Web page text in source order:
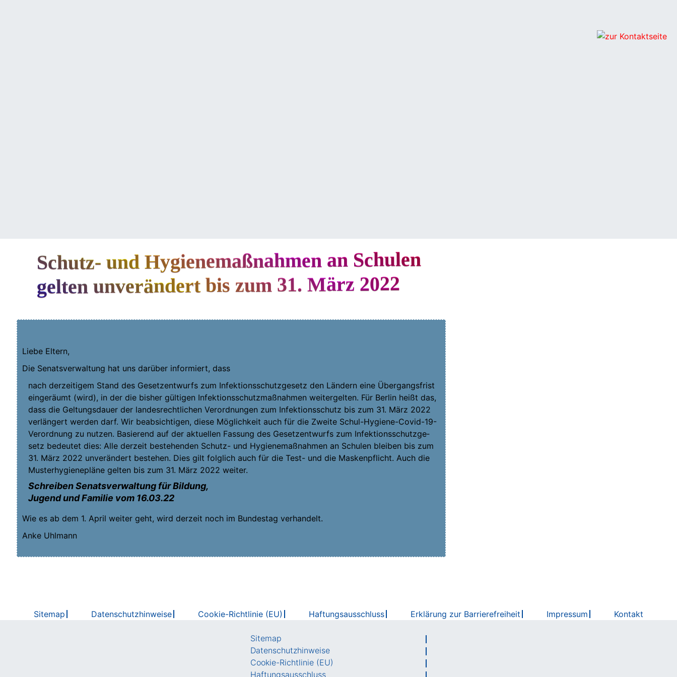
Schutz- und Hygienemaßnahmen an Schulen
gelten unverändert bis zum 31. März 2022
Lie­be Eltern,
Die Senats­ver­wal­tung hat uns dar­über infor­miert, dass
nach der­zei­ti­gem Stand des Gesetz­ent­wurfs zum Infek­ti­ons­schutz­ge­setz den Län­dern eine Über­gangs­frist
ein­ge­räumt (wird), in der die bis­her gül­ti­gen Infek­ti­ons­schutz­maß­nah­men wei­ter­gel­ten. Für Ber­lin heißt das,
dass die Gel­tungs­dau­er der lan­des­recht­li­chen Ver­ord­nun­gen zum Infek­ti­ons­schutz bis zum 31. März 2022
ver­län­gert wer­den darf. Wir beab­sich­ti­gen, die­se Mög­lich­keit auch für die Zwei­te Schul-Hygiene-Covid-19-
Verordnung zu nut­zen. Basie­rend auf der aktu­el­len Fas­sung des Gesetz­ent­wurfs zum Infek­ti­ons­schutz­ge­
setz bedeu­tet dies: Alle der­zeit bestehen­den Schutz- und Hygie­ne­maß­nah­men an Schu­len blei­ben bis zum
31. März 2022 unver­än­dert bestehen. Dies gilt folg­lich auch für die Test- und die Mas­ken­pflicht. Auch die
Mus­ter­hy­gie­ne­plä­ne gel­ten bis zum 31. März 2022 weiter.
Schrei­ben Senats­ver­wal­tung für Bil­dung,
Jugend und Fami­lie vom 16.03.22
Wie es ab dem 1. April wei­ter geht, wird der­zeit noch im Bun­des­tag verhandelt.
Anke Uhl­mann
Sitemap Datenschutzhinweise Cookie-Richtlinie (EU) Haftungsausschluss Erklärung zur Barrierefreiheit Impressum Kontakt
Sitemap
Datenschutzhinweise
Cookie-Richtlinie (EU)
Haftungsausschluss